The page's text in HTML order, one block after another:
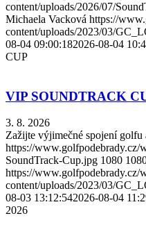
content/uploads/2026/07/
Michaela Vacková https://
content/uploads/2023/03/
08-04 09:00:182026-08-04
CUP
VIP SOUNDTRACK
3. 8. 2026
Zažijte výjimečné spojení
https://www.golfpodebrady.cz/
SoundTrack-Cup.jpg 1080
https://www.golfpodebrady.cz/
content/uploads/2023/03/
08-03 13:12:542026-08-04
2026